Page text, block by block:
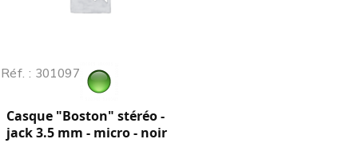
Réf. : 301097
Casque "Boston" stéréo -
jack 3.5 mm - micro - noir